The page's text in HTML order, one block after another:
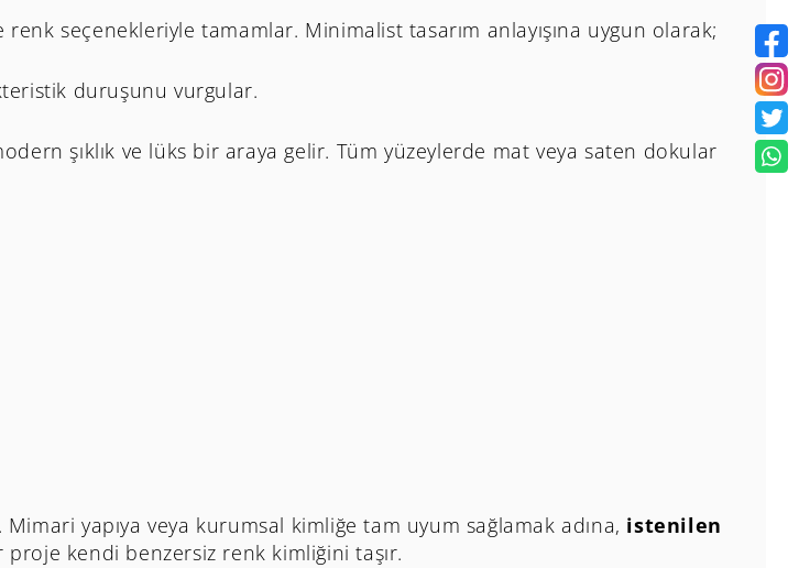
seçenekleriyle tamamlar. Minimalist tasarım anlayışına uygun olarak;
duruşunu vurgular.
şıklık ve lüks bir araya gelir. Tüm yüzeylerde mat veya saten dokular
yapıya veya kurumsal kimliğe tam uyum sağlamak adına, istenilen
proje kendi benzersiz renk kimliğini taşır.